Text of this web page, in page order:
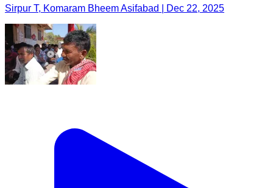
Sirpur T, Komaram Bheem Asifabad | Dec 22, 2025